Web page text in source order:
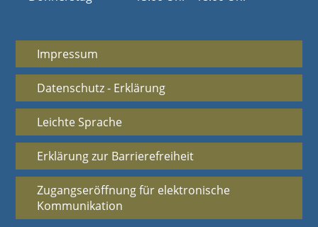
Impressum
Datenschutz - Erklärung
Leichte Sprache
Erklärung zur Barrierefreiheit
Zugangseröffnung für elektronische
Kommunikation